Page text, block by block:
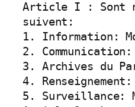
Article I : Sont
suivent:
1. Information:
2.
3. Archives du
4. Renseignement:
5. Surveillance: